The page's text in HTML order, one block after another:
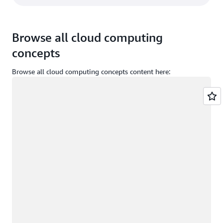
Browse all cloud computing
concepts
Browse all cloud computing concepts content here: